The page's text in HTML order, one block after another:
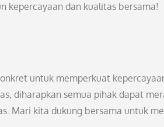
kepercayaan dan kualitas bersama!
untuk memperkuat
diharapkan semua pihak dapat
Mari kita dukung bersama untuk